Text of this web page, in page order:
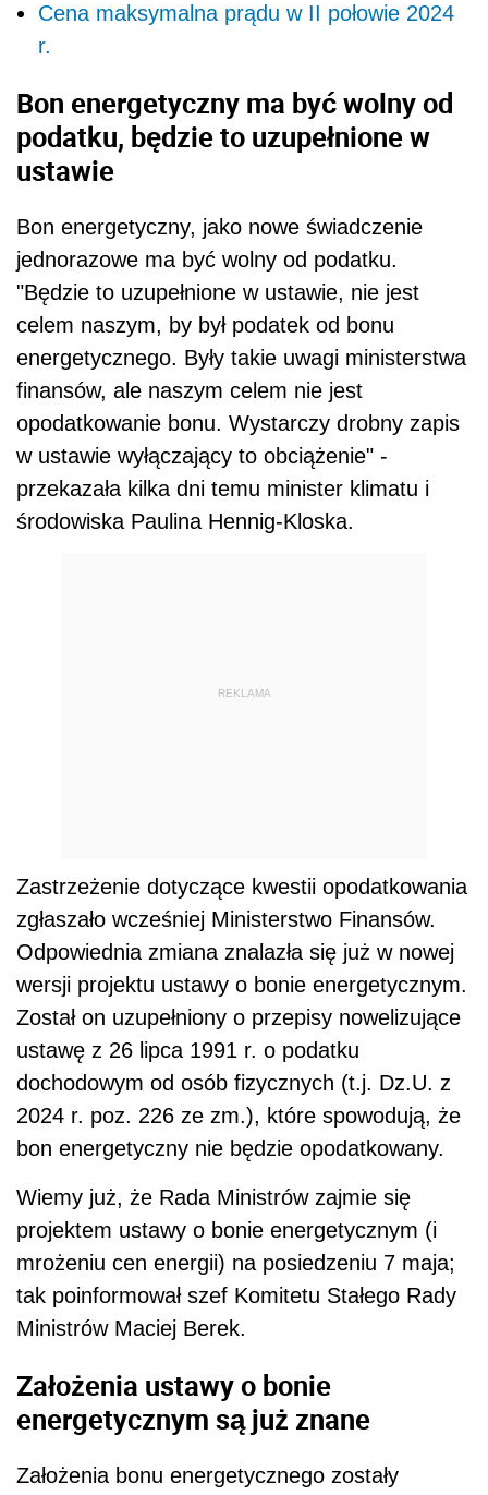
Cena maksymalna prądu w II połowie 2024
r.
Bon energetyczny ma być wolny od
podatku, będzie to uzupełnione w
ustawie
Bon energetyczny, jako nowe świadczenie
jednorazowe ma być wolny od podatku.
"Będzie to uzupełnione w ustawie, nie jest
celem naszym, by był podatek od bonu
energetycznego. Były takie uwagi ministerstwa
finansów, ale naszym celem nie jest
opodatkowanie bonu. Wystarczy drobny zapis
w ustawie wyłączający to obciążenie" -
przekazała kilka dni temu minister klimatu i
środowiska Paulina Hennig-Kloska.
REKLAMA
Zastrzeżenie dotyczące kwestii opodatkowania
zgłaszało wcześniej Ministerstwo Finansów.
Odpowiednia zmiana znalazła się już w nowej
wersji projektu ustawy o bonie energetycznym.
Został on uzupełniony o przepisy nowelizujące
ustawę z 26 lipca 1991 r. o podatku
dochodowym od osób fizycznych (t.j. Dz.U. z
2024 r. poz. 226 ze zm.), które spowodują, że
bon energetyczny nie będzie opodatkowany.
Wiemy już, że Rada Ministrów zajmie się
projektem ustawy o bonie energetycznym (i
mrożeniu cen energii) na posiedzeniu 7 maja;
tak poinformował szef Komitetu Stałego Rady
Ministrów Maciej Berek.
Założenia ustawy o bonie
energetycznym są już znane
Założenia bonu energetycznego zostały